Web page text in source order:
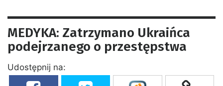
MEDYKA: Zatrzymano Ukraińca
podejrzanego o przestępstwa
Udostępnij na: